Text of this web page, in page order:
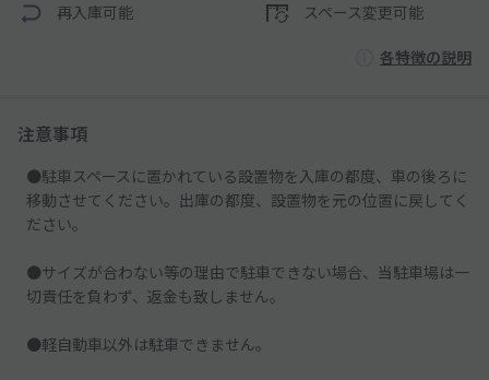
再入庫可能 スペース変更可能
各特徴の説明
注意事項
●駐車スペースに置かれている設置物を入庫の都度、車の後ろに
移動させてください。出庫の都度、設置物を元の位置に戻してく
ださい。
●サイズが合わない等の理由で駐車できない場合、当駐車場は一
切責任を負わず、返金も致しません。
●軽自動車以外は駐車できません。